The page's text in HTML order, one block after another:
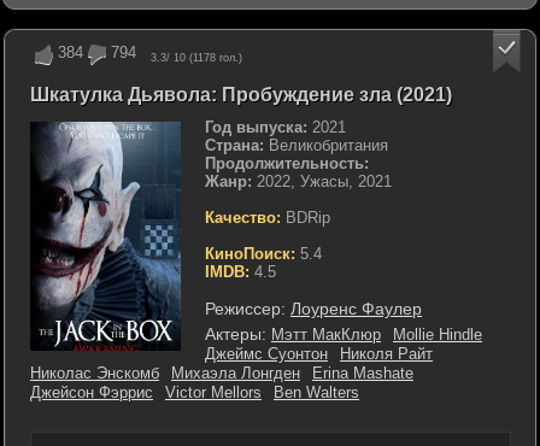
384 794 3.3/ 10 (1178 гол.)
Шкатулка Дьявола: Пробуждение зла (2021)
Год выпуска: 2021
Страна: Великобритания
Продолжительность:
Жанр: 2022, Ужасы, 2021
Качество: BDRip
КиноПоиск: 5.4
IMDB: 4.5
Режиссер: Лоуренс Фаулер
Актеры: Мэтт МакКлюр
Mollie Hindle
Джеймс Суонтон
Николя Райт
Николас Энскомб
Михаэла Лонгден
Erina Mashate
Джейсон Фэррис
Victor Mellors Ben Walters